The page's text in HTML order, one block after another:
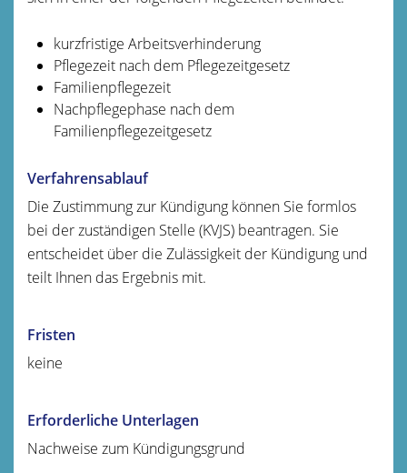
kurzfristige Arbeitsverhinderung
Pflegezeit nach dem Pflegezeitgesetz
Familienpflegezeit
Nachpflegephase nach dem
Familienpflegezeitgesetz
Verfahrensablauf
Die Zustimmung zur Kündigung können Sie formlos
bei der zuständigen Stelle (KVJS) beantragen. Sie
entscheidet über die Zulässigkeit der Kündigung und
teilt Ihnen das Ergebnis mit.
Fristen
keine
Erforderliche Unterlagen
Nachweise zum Kündigungsgrund